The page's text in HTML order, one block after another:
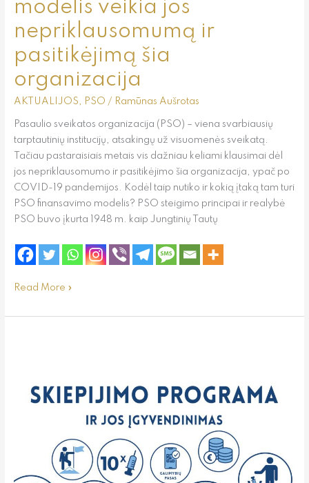
modelis veikia jos
nepriklausomumą ir
pasitikėjimą šia
organizacija
AKTUALIJOS, PSO / Ramūnas Aušrotas
Pasaulio sveikatos organizacija (PSO) – viena svarbiausių
tarptautinių institucijų, atsakingų už visuomenės sveikatą.
Tačiau pastaraisiais metais vis dažniau keliami klausimai dėl
jos nepriklausomumo ir pasitikėjimo šia organizacija, ypač po
COVID-19 pandemijos. Kodėl taip nutiko ir kokią įtaką tam turi
PSO finansavimo modelis? PSO steigimo principai ir realybė
PSO buvo įkurta 1948 m. kaip Jungtinių Tautų
Read More »
poreikio